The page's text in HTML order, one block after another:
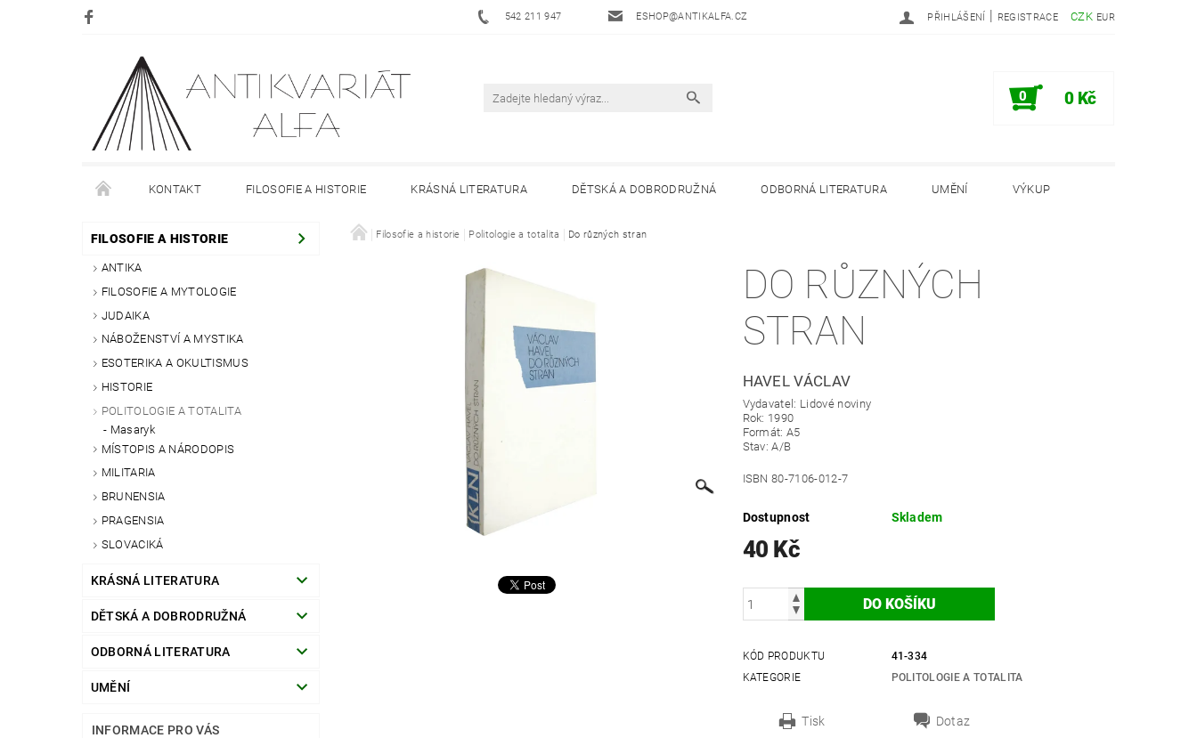
542 211 947 ESHOP@ANTIKALFA.CZ CZK EUR
PŘIHLÁŠENÍ | REGISTRACE
0 0 Kč
KONTAKT FILOSOFIE A HISTORIE KRÁSNÁ LITERATURA DĚTSKÁ A DOBRODRUŽNÁ ODBORNÁ LITERATURA UMĚNÍ VÝKUP
DOPRAVA PLATBA O NÁKUPU O ANTIKVARIÁTU ALFA HODNOCENÍ OBCHODU
FILOSOFIE A HISTORIE
ANTIKA
FILOSOFIE A MYTOLOGIE
JUDAIKA
NÁBOŽENSTVÍ A MYSTIKA
ESOTERIKA A OKULTISMUS
HISTORIE
POLITOLOGIE A TOTALITA
Masaryk
MÍSTOPIS A NÁRODOPIS
MILITARIA
BRUNENSIA
PRAGENSIA
SLOVACIKÁ
KRÁSNÁ LITERATURA
DĚTSKÁ A DOBRODRUŽNÁ
ODBORNÁ LITERATURA
UMĚNÍ
INFORMACE PRO VÁS
Filosofie a historie Politologie a totalita Do různých stran
DO RŮZNÝCH
STRAN
HAVEL VÁCLAV
Vydavatel: Lidové noviny
Rok: 1990
Formát: A5
Stav: A/B
ISBN 80-7106-012-7
Dostupnost Skladem
40 Kč
KÓD PRODUKTU
41-334
KATEGORIE
POLITOLOGIE A TOTALITA
Tisk Dotaz